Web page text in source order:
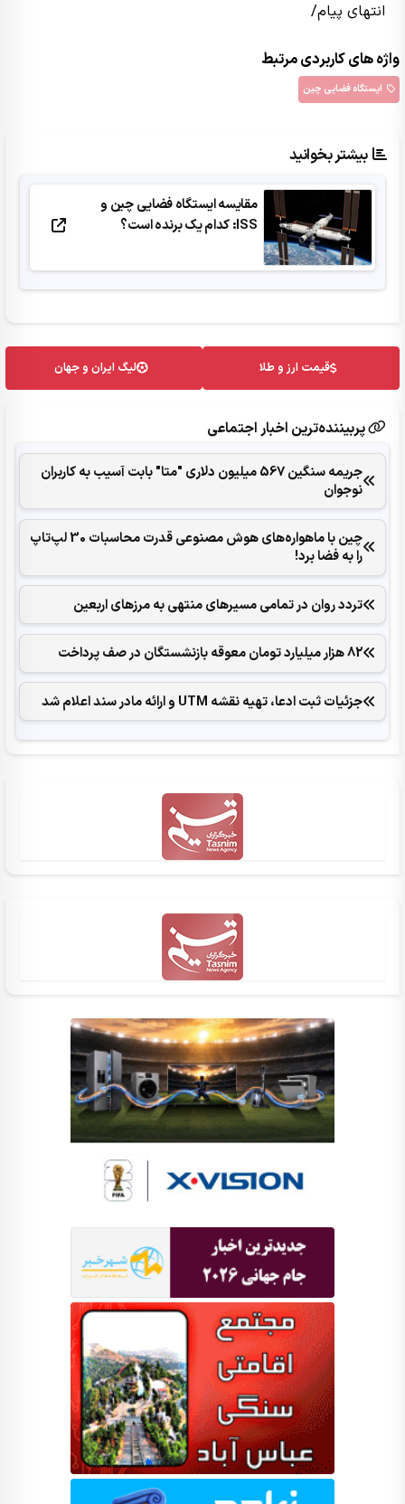
انتهای پیام/
واژه های کاربردی مرتبط
ایستگاه فضایی چین
بیشتر بخوانید
مقایسه ایستگاه فضایی چین و
ISS: کدام یک برنده است؟
قیمت ارز و طلا لیگ ایران و جهان
پربیننده‌ترین اخبار اجتماعی
جریمه سنگین 567 میلیون دلاری "متا" بابت آسیب به کاربران
نوجوان
چین با ماهواره‌های هوش مصنوعی قدرت محاسبات 30 لپ‌تاپ
را به فضا برد!
تردد روان در تمامی مسیرهای منتهی به مرزهای اربعین
82 هزار میلیارد تومان معوقه بازنشستگان در صف پرداخت
جزئیات ثبت ادعا، تهیه نقشه UTM و ارائه مادر سند اعلام شد
جریمه سنگین 567 میلیون دلاری "متا" بابت آسیب به کاربران
تغییر مسیر گردشگران اروپایی زیر سایه گرانی سوخت جت
2026 سالی پرچالش برای گردشگری آسیا